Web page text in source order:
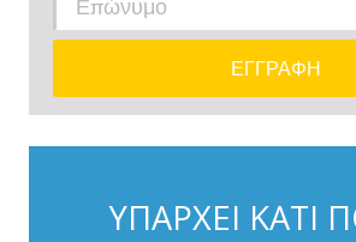
ΥΠΑΡΧΕΙ ΚΑΤΙ